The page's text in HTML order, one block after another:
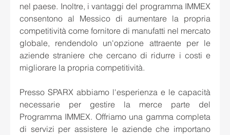
nel paese. Inoltre, i vantaggi del programma IMMEX
consentono al Messico di aumentare la propria
competitività come fornitore di manufatti nel mercato
globale, rendendolo un'opzione attraente per le
aziende straniere che cercano di ridurre i costi e
migliorare la propria competitività.
Presso SPARX abbiamo l'esperienza e le capacità
necessarie per gestire la merce parte del
Programma IMMEX. Offriamo una gamma completa
di servizi per assistere le aziende che importano